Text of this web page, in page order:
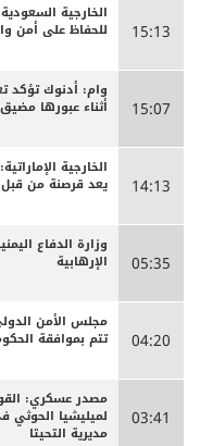
15:13
الخارجية
للحفاظ على أمن
15:07
وام: أدنوك تؤكد
أثناء عبورها
14:13
الخارجية
يعد قرصنة من
05:35
وزارة الدفاع
الإرهابية
04:20
مجلس الأمن
تتم بموافقة
03:41
مصدر عسكري:
لميليشيا
مديرية التحيتا